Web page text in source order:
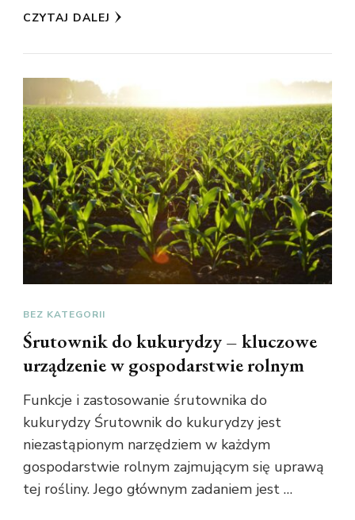
CZYTAJ DALEJ
BEZ KATEGORII
Śrutownik do kukurydzy – kluczowe
urządzenie w gospodarstwie rolnym
Funkcje i zastosowanie śrutownika do
kukurydzy Śrutownik do kukurydzy jest
niezastąpionym narzędziem w każdym
gospodarstwie rolnym zajmującym się uprawą
tej rośliny. Jego głównym zadaniem jest …